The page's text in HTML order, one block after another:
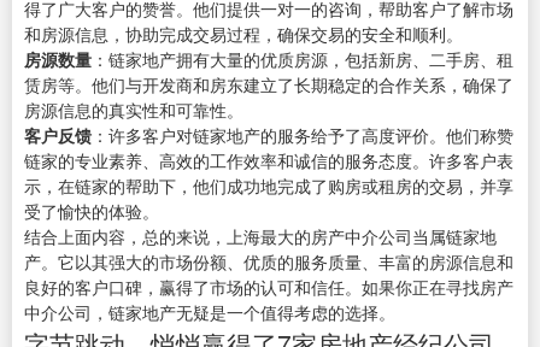
得了广大客户的赞誉。他们提供一对一的咨询，帮助客户了解市场
和房源信息，协助完成交易过程，确保交易的安全和顺利。
房源数量 ：链家地产拥有大量的优质房源，包括新房、二手房、租
赁房等。他们与开发商和房东建立了长期稳定的合作关系，确保了
房源信息的真实性和可靠性。
客户反馈 ：许多客户对链家地产的服务给予了高度评价。他们称赞
链家的专业素养、高效的工作效率和诚信的服务态度。许多客户表
示，在链家的帮助下，他们成功地完成了购房或租房的交易，并享
受了愉快的体验。
结合上面内容，总的来说，上海最大的房产中介公司当属链家地
产。它以其强大的市场份额、优质的服务质量、丰富的房源信息和
良好的客户口碑，赢得了市场的认可和信任。如果你正在寻找房产
中介公司，链家地产无疑是一个值得考虑的选择。